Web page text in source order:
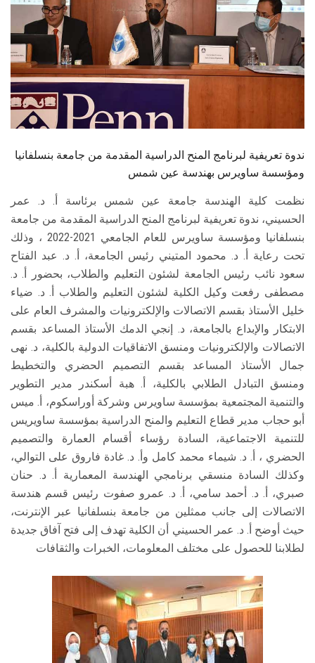
الخريجين
الموظفون
الزائـرون
ندوة تعريفية لبرنامج المنح الدراسية المقدمة من جامعة بنسلفانيا
ومؤسسة ساويرس بهندسة عين شمس
نظمت كلية الهندسة جامعة عين شمس برئاسة أ. د. عمر
الحسيني، ندوة تعريفية لبرنامج المنح الدراسية المقدمة من جامعة
بنسلفانيا ومؤسسة ساويرس للعام الجامعي 2021-2022 ، وذلك
تحت رعاية أ. د. محمود المتيني رئيس الجامعة، أ. د. عبد الفتاح
سعود نائب رئيس الجامعة لشئون التعليم والطلاب، بحضور أ. د.
مصطفى رفعت وكيل الكلية لشئون التعليم والطلاب أ. د. ضياء
خليل الأستاذ بقسم الاتصالات والإلكترونيات والمشرف العام على
الابتكار والإبداع بالجامعة، د. إنجي الدمك الأستاذ المساعد بقسم
الاتصالات والإلكترونيات ومنسق الاتفاقيات الدولية بالكلية، د. نهى
جمال الأستاذ المساعد بقسم التصميم الحضري والتخطيط
ومنسق التبادل الطلابي بالكلية، أ. هبة أسكندر مدير التطوير
والتنمية المجتمعية بمؤسسة ساويرس وشركة أوراسكوم، أ. ميس
أبو حجاب مدير قطاع التعليم والمنح الدراسية بمؤسسة ساويريس
للتنمية الاجتماعية، السادة رؤساء أقسام العمارة والتصميم
الحضري ، أ. د. شيماء محمد كامل وأ. د. غادة فاروق على التوالي،
وكذلك السادة منسقي برنامجي الهندسة المعمارية أ. د. حنان
صبري، أ. د. أحمد سامي، أ. د. عمرو صفوت رئيس قسم هندسة
الاتصالات إلى جانب ممثلين من جامعة بنسلفانيا عبر الإنترنت،
حيث أوضح أ. د. عمر الحسيني أن الكلية تهدف إلى فتح آفاق جديدة
لطلابنا للحصول على مختلف المعلومات، الخبرات والثقافات